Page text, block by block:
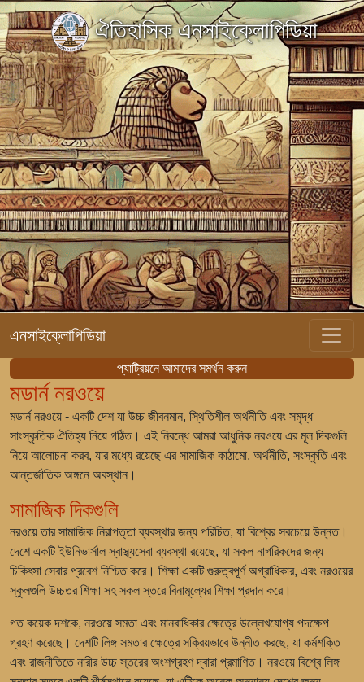
ঐতিহাসিক এনসাইক্লোপিডিয়া
এনসাইক্লোপিডিয়া
প্যাট্রিয়নে আমাদের সমর্থন করুন
মডার্ন নরওয়ে
মডার্ন নরওয়ে - একটি দেশ যা উচ্চ জীবনমান, স্থিতিশীল অর্থনীতি এবং সমৃদ্ধ
সাংস্কৃতিক ঐতিহ্য নিয়ে গঠিত। এই নিবন্ধে আমরা আধুনিক নরওয়ে এর মূল দিকগুলি
নিয়ে আলোচনা করব, যার মধ্যে রয়েছে এর সামাজিক কাঠামো, অর্থনীতি, সংস্কৃতি এবং
আন্তর্জাতিক অঙ্গনে অবস্থান।
সামাজিক দিকগুলি
নরওয়ে তার সামাজিক নিরাপত্তা ব্যবস্থার জন্য পরিচিত, যা বিশ্বের সবচেয়ে উন্নত।
দেশে একটি ইউনিভার্সাল স্বাস্থ্যসেবা ব্যবস্থা রয়েছে, যা সকল নাগরিকদের জন্য
চিকিৎসা সেবার প্রবেশ নিশ্চিত করে। শিক্ষা একটি গুরুত্বপূর্ণ অগ্রাধিকার, এবং নরওয়ের
স্কুলগুলি উচ্চতর শিক্ষা সহ সকল স্তরে বিনামূল্যের শিক্ষা প্রদান করে।
গত কয়েক দশকে, নরওয়ে সমতা এবং মানবাধিকার ক্ষেত্রে উল্লেখযোগ্য পদক্ষেপ
গ্রহণ করেছে। দেশটি লিঙ্গ সমতার ক্ষেত্রে সক্রিয়ভাবে উন্নীত করছে, যা কর্মশক্তি
এবং রাজনীতিতে নারীর উচ্চ স্তরের অংশগ্রহণ দ্বারা প্রমাণিত। নরওয়ে বিশ্বে লিঙ্গ